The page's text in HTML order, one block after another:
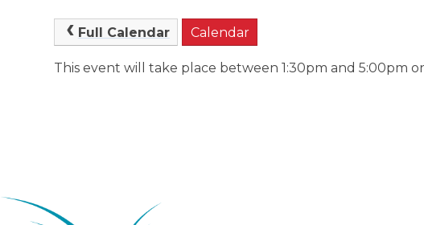
Full Calendar Calendar
This event will take place between 1:30pm and 5:00pm